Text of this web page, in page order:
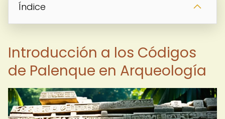
Índice
Introducción a los Códigos
de Palenque en Arqueología